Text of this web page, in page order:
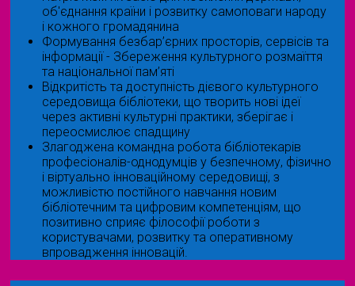
об'єднання країни і розвитку самоповаги народу
і кожного громадянина
Формування безбар’єрних просторів, сервісів та
інформації - Збереження культурного розмаїття
та національної пам’яті
Відкритість та доступність дієвого культурного
середовища бібліотеки, що творить нові ідеї
через активні культурні практики, зберігає і
переосмислює спадщину
Злагоджена командна робота бібліотекарів
професіоналів-однодумців у безпечному, фізично
і віртуально інноваційному середовищі, з
можливістю постійного навчання новим
бібліотечним та цифровим компетенціям, що
позитивно сприяє філософії роботи з
користувачами, розвитку та оперативному
впровадження інновацій.